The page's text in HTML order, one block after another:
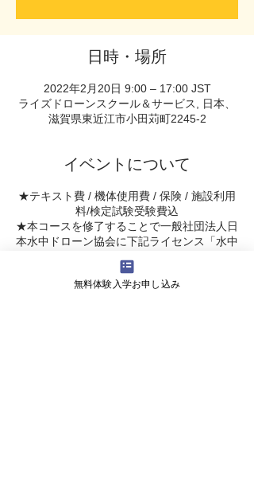
日時・場所
2022年2月20日 9:00 – 17:00 JST
ライズドローンスクール＆サービス, 日本、
滋賀県東近江市小田苅町2245-2
イベントについて
★テキスト費 / 機体使用費 / 保険 / 施設利用
料/検定試験受験費込
​★本コースを修了することで一般社団法人日
本水中ドローン協会に下記ライセンス「水中
請を行うことが可能となります。
認定証資格発行は日本水中ドローン協会が行
無料体験入学お申し込み